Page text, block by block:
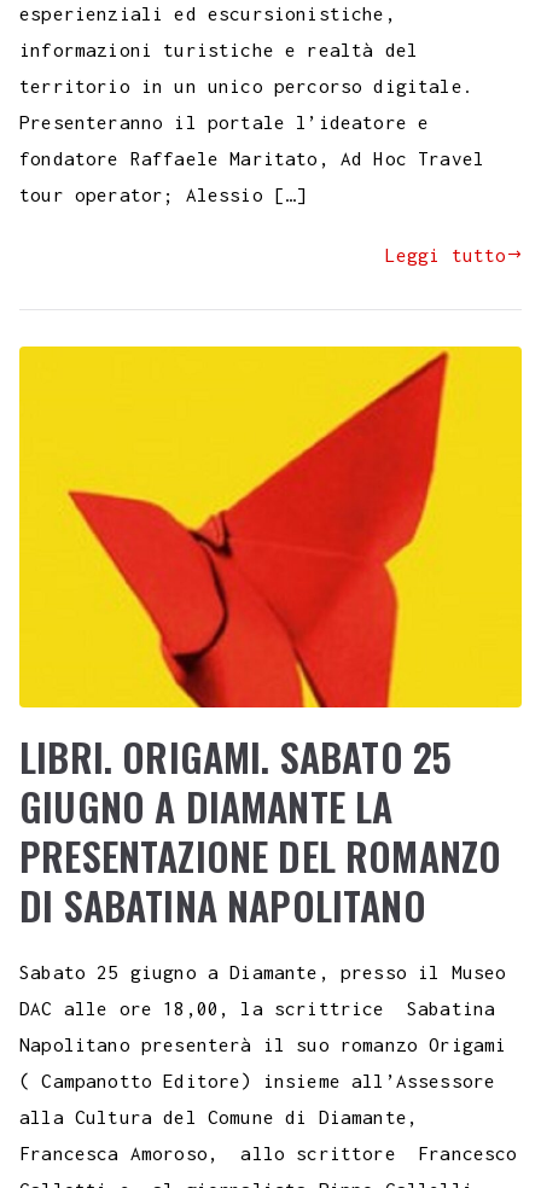
esperienziali ed escursionistiche,
informazioni turistiche e realtà del
territorio in un unico percorso digitale.
Presenteranno il portale l’ideatore e
fondatore Raffaele Maritato, Ad Hoc Travel
tour operator; Alessio […]
Leggi tutto
LIBRI. ORIGAMI. SABATO 25
GIUGNO A DIAMANTE LA
PRESENTAZIONE DEL ROMANZO
DI SABATINA NAPOLITANO
Sabato 25 giugno a Diamante, presso il Museo
DAC alle ore 18,00, la scrittrice Sabatina
Napolitano presenterà il suo romanzo Origami
( Campanotto Editore) insieme all’Assessore
alla Cultura del Comune di Diamante,
Francesca Amoroso, allo scrittore Francesco